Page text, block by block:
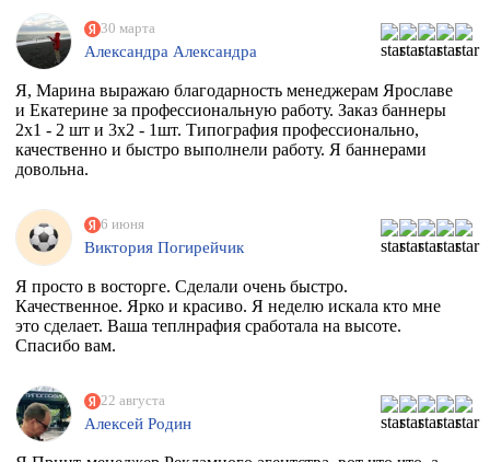
30 марта
Александра Александра
Я, Марина выражаю благодарность менеджерам Ярославе
и Екатерине за профессиональную работу. Заказ баннеры
2х1 - 2 шт и 3х2 - 1шт. Типография профессионально,
качественно и быстро выполнели работу. Я баннерами
довольна.
6 июня
Виктория Погирейчик
Я просто в восторге. Сделали очень быстро.
Качественное. Ярко и красиво. Я неделю искала кто мне
это сделает. Ваша теплнрафия сработала на высоте.
Спасибо вам.
22 августа
Алексей Родин